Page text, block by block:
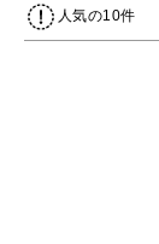
人気の10件